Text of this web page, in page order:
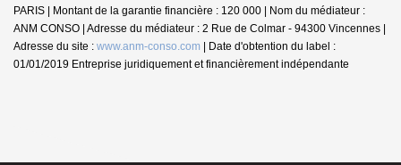
PARIS | Montant de la garantie financière : 120 000 | Nom du médiateur :
ANM CONSO | Adresse du médiateur : 2 Rue de Colmar - 94300 Vincennes |
Adresse du site : www.anm-conso.com | Date d'obtention du label :
01/01/2019 Entreprise juridiquement et financièrement indépendante